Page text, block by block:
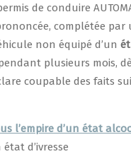
de conduire
complétée par
non équipé d’un
plusieurs mois,
coupable des faits
l’empire d’un état
d’ivresse